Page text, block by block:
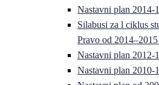
Nastavni plan 2014-
Silabusi za l ciklus
Pravo od 2014–2015
Nastavni plan 2012-
Nastavni plan 2010-